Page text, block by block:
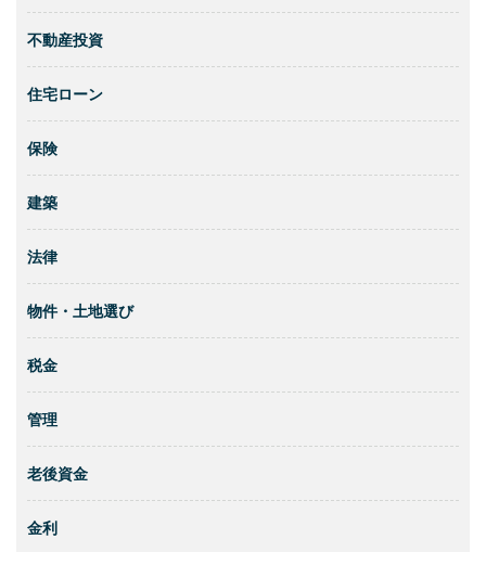
不動産投資
住宅ローン
保険
建築
法律
物件・土地選び
税金
管理
老後資金
金利